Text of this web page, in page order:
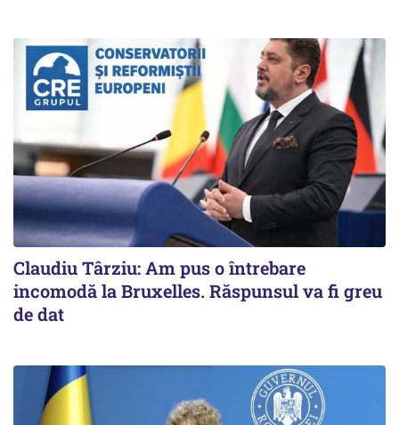
Claudiu Târziu: Am pus o întrebare
incomodă la Bruxelles. Răspunsul va fi greu
de dat